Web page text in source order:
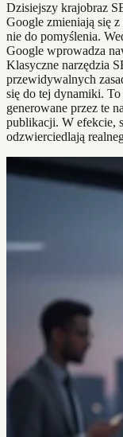
Dzisiejszy krajobraz
Google zmieniają się
nie do pomyślenia.
Google wprowadza
Klasyczne narzędzia
przewidywalnych
się do tej dynamiki.
generowane przez te
publikacji. W efekcie,
odzwierciedlają